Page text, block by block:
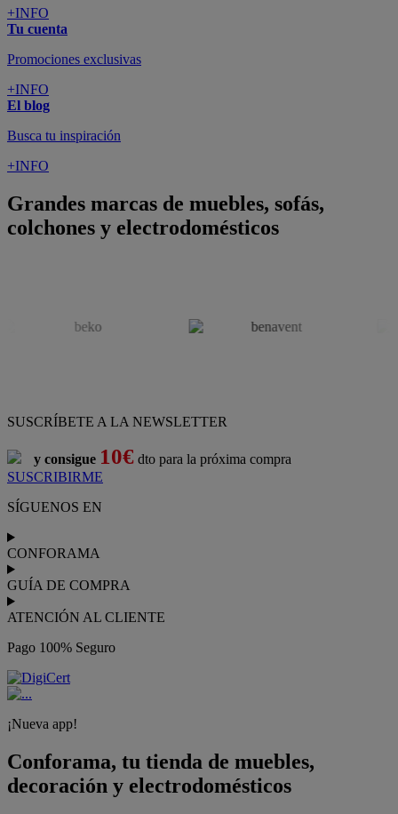
+INFO
Tu cuenta
Promociones exclusivas
+INFO
El blog
Busca tu inspiración
+INFO
Grandes marcas de muebles, sofás,
colchones y electrodomésticos
SUSCRÍBETE A LA NEWSLETTER
y consigue 10€ dto para la próxima compra
SUSCRIBIRME
SÍGUENOS EN
CONFORAMA
GUÍA DE COMPRA
ATENCIÓN AL CLIENTE
Pago 100% Seguro
¡Nueva app!
Conforama, tu tienda de muebles,
decoración y electrodomésticos